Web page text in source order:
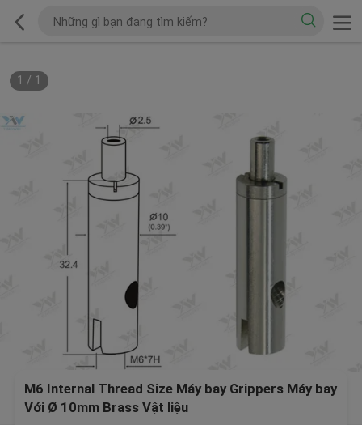
1 / 1
M6 Internal Thread Size Máy bay Grippers Máy bay
Với Ø 10mm Brass Vật liệu